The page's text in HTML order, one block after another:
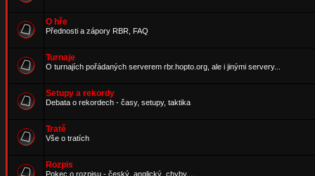
O hře
Přednosti a zápory RBR, FAQ
Turnaje
O turnajích pořádaných serverem rbr.hopto.org, ale i jinými servery...
Setupy a rekordy
Debata o rekordech - časy, setupy, taktika
Tratě
Vše o tratích
Rozpis
Pokec o rozpisu - český, anglický, chyby,...